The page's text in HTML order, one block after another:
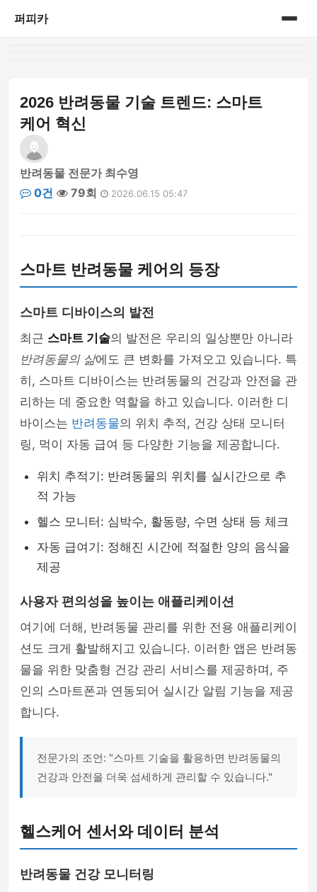
퍼피카
2026 반려동물 기술 트렌드: 스마트
케어 혁신
반려동물 전문가 최수영
0건
79회 2026.06.15 05:47
스마트 반려동물 케어의 등장
스마트 디바이스의 발전
최근 스마트 기술의 발전은 우리의 일상뿐만 아니라
반려동물의 삶에도 큰 변화를 가져오고 있습니다. 특
히, 스마트 디바이스는 반려동물의 건강과 안전을 관
리하는 데 중요한 역할을 하고 있습니다. 이러한 디
바이스는 반려동물의 위치 추적, 건강 상태 모니터
링, 먹이 자동 급여 등 다양한 기능을 제공합니다.
위치 추적기: 반려동물의 위치를 실시간으로 추
적 가능
헬스 모니터: 심박수, 활동량, 수면 상태 등 체크
자동 급여기: 정해진 시간에 적절한 양의 음식을
제공
사용자 편의성을 높이는 애플리케이션
여기에 더해, 반려동물 관리를 위한 전용 애플리케이
션도 크게 활발해지고 있습니다. 이러한 앱은 반려동
물을 위한 맞춤형 건강 관리 서비스를 제공하며, 주
인의 스마트폰과 연동되어 실시간 알림 기능을 제공
합니다.
전문가의 조언: "스마트 기술을 활용하면 반려동물의
건강과 안전을 더욱 섬세하게 관리할 수 있습니다."
헬스케어 센서와 데이터 분석
반려동물 건강 모니터링